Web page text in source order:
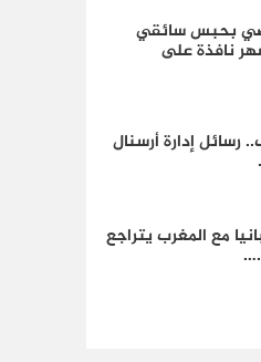
بحبس سائقي
نافذة على
رسائل إدارة أرسنال
مع المغرب يتراجع